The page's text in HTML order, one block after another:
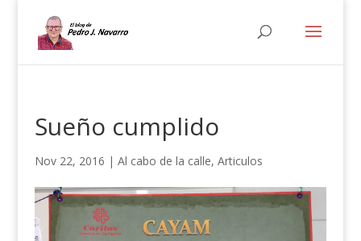
Sueño cumplido
Nov 22, 2016 | Al cabo de la calle, Articulos